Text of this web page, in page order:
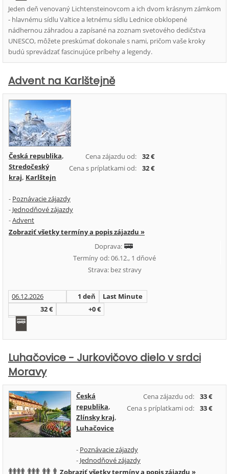
Jeden deň venovaný Lichtensteinovcom a ich dvom krásnym zámkom
- hlavnému sídlu Valtice a letnému sídlu Lednice obklopené
nádhernou záhradou a zapísané na zoznam svetového dedičstva
UNESCO, môžete preskúmať dokonale s nami, pričom vaše kroky
budú sprevádzať fascinujúce príbehy a legendy.
Advent na Karlštejně
Cena zájazdu od:
32 €
Cena s príplatkami od:
32 €
Česká republika,
Stredočeský
kraj, Karlštejn
- Poznávacie zájazdy
- Jednodňové zájazdy
-Advent
Zobraziť všetky termíny a popis zájazdu »
Doprava:
Termíny od: 06.12., 1 dňové
Strava: bez stravy
06.12.2026 1 deň
Last Minute
32 €
+0 €
Luhačovice - Jurkovičovo dielo v srdci
Moravy
Cena zájazdu od:
33 €
Cena s príplatkami od:
33 €
Česká
republika,
Zlínsky kraj,
Luhačovice
- Poznávacie zájazdy
- Jednodňové zájazdy
Zobraziť všetky termíny a popis zájazdu »